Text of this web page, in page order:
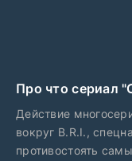
Про что сериал
Действие
вокруг B.R.I.,
противостоять